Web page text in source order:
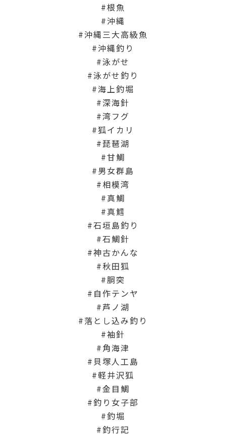
根魚
沖縄
沖縄三大高級魚
沖縄釣り
泳がせ
泳がせ釣り
海上釣堀
深海針
湾フグ
狐イカリ
琵琶湖
甘鯛
男女群島
相模湾
真鯛
真鱈
石垣島釣り
石鯛針
神古かんな
秋田狐
胴突
自作テンヤ
芦ノ湖
落とし込み釣り
袖針
角海津
貝塚人工島
軽井沢狐
金目鯛
釣り女子部
釣堀
釣行記